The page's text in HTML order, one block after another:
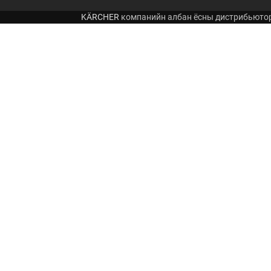
KÄRCHER компанийн албан ёсны